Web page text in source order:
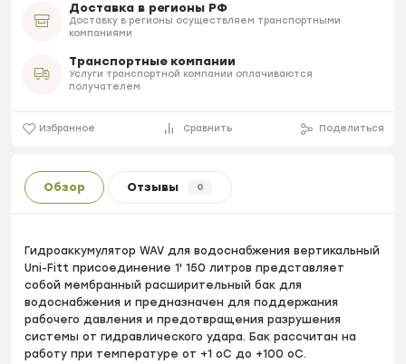
Доставка в регионы РФ
Доставку в регионы осуществляем транспортными
компаниями
Транспортные компании
Услуги транспортной компании оплачиваются
получателем
Избранное Сравнить Поделиться
Обзор Отзывы 0
Гидроаккумулятор WAV для водоснабжения вертикальный
Uni-Fitt присоединение 1' 150 литров представляет
собой мембранный расширительный бак для
водоснабжения и предназначен для поддержания
рабочего давления и предотвращения разрушения
системы от гидравлического удара. Бак рассчитан на
работу при температуре от +1 оС до +100 оС.